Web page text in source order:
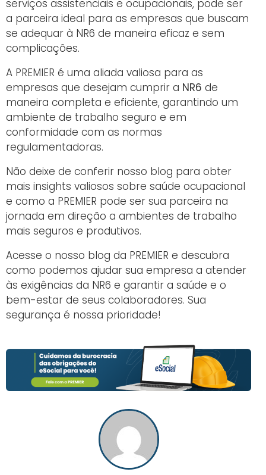
serviços assistenciais e ocupacionais, pode ser
a parceira ideal para as empresas que buscam
se adequar à NR6 de maneira eficaz e sem
complicações.
A PREMIER é uma aliada valiosa para as
empresas que desejam cumprir a NR6 de
maneira completa e eficiente, garantindo um
ambiente de trabalho seguro e em
conformidade com as normas
regulamentadoras.
Não deixe de conferir nosso blog para obter
mais insights valiosos sobre saúde ocupacional
e como a PREMIER pode ser sua parceira na
jornada em direção a ambientes de trabalho
mais seguros e produtivos.
Acesse o nosso blog da PREMIER e descubra
como podemos ajudar sua empresa a atender
às exigências da NR6 e garantir a saúde e o
bem-estar de seus colaboradores. Sua
segurança é nossa prioridade!